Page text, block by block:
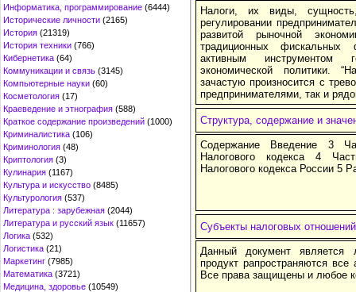
Информатика, программирование (6444)
Исторические личности (2165)
История (21319)
История техники (766)
Кибернетика (64)
Коммуникации и связь (3145)
Компьютерные науки (60)
Косметология (17)
Краеведение и этнография (588)
Краткое содержание произведений (1000)
Криминалистика (106)
Криминология (48)
Криптология (3)
Кулинария (1167)
Культура и искусство (8485)
Культурология (537)
Литература : зарубежная (2044)
Литература и русский язык (11657)
Логика (532)
Логистика (21)
Маркетинг (7985)
Математика (3721)
Медицина, здоровье (10549)
Налоги, их виды,
регулировании
развитой рыночной
традиционных фискальных
активным инструментом
экономической политики.
зачастую произносится с
предпринимателями, так и
Структура, содержание и
Содержание Введение 3
Налогового кодекса 4
Налогового кодекса России 5
Субъекты налоговых отношений
Данный документ является
продукт рапространяются
Все права защищены и любое